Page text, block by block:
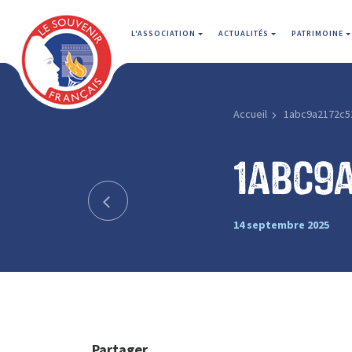
L'ASSOCIATION ACTUALITÉS PATRIMOINE
Accueil
14 septembre 2025